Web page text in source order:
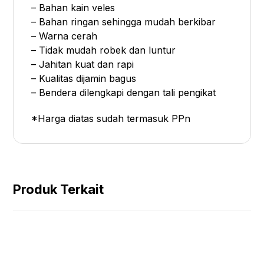
– Bahan kain veles
– Bahan ringan sehingga mudah berkibar
– Warna cerah
– Tidak mudah robek dan luntur
– Jahitan kuat dan rapi
– Kualitas dijamin bagus
– Bendera dilengkapi dengan tali pengikat
*Harga diatas sudah termasuk PPn
Produk Terkait